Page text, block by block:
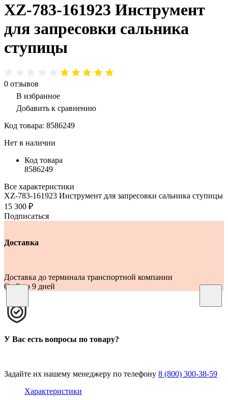
XZ-783-161923 Инструмент
для запресовки сальника
ступицы
0 отзывов
В избранное
Добавить к сравнению
Код товара: 8586249
Нет в наличии
Код товара
8586249
Все характеристики
XZ-783-161923 Инструмент для запресовки сальника ступицы
15 300 ₽
Подписаться
Доставка
Доставка до терминала транспортной компании
От 2 до 9 дней
У Вас есть вопросы по товару?
Задайте их нашему менеджеру по телефону 8 (800) 300-38-59
Характеристики